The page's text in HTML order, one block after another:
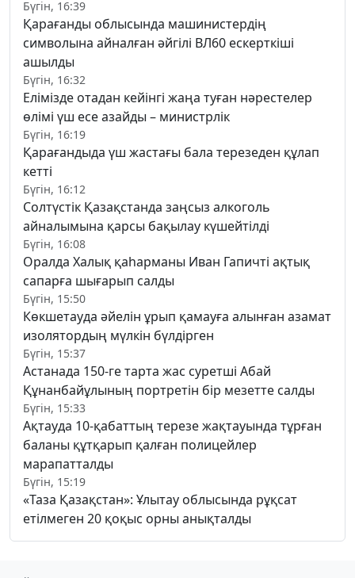
Бүгін, 16:39
Қарағанды облысында машинистердің
символына айналған әйгілі ВЛ60 ескерткіші
ашылды
Бүгін, 16:32
Елімізде отадан кейінгі жаңа туған нәрестелер
өлімі үш есе азайды – министрлік
Бүгін, 16:19
Қарағандыда үш жастағы бала терезеден құлап
кетті
Бүгін, 16:12
Солтүстік Қазақстанда заңсыз алкоголь
айналымына қарсы бақылау күшейтілді
Бүгін, 16:08
Оралда Халық қаһарманы Иван Гапичті ақтық
сапарға шығарып салды
Бүгін, 15:50
Көкшетауда әйелін ұрып қамауға алынған азамат
изолятордың мүлкін бүлдірген
Бүгін, 15:37
Астанада 150-ге тарта жас суретші Абай
Құнанбайұлының портретін бір мезетте салды
Бүгін, 15:33
Ақтауда 10-қабаттың терезе жақтауында тұрған
баланы құтқарып қалған полицейлер
марапатталды
Бүгін, 15:19
«Таза Қазақстан»: Ұлытау облысында рұқсат
етілмеген 20 қоқыс орны анықталды